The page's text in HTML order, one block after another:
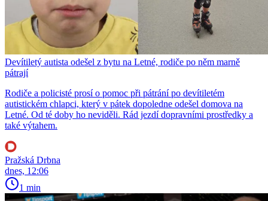
Devítiletý autista odešel z bytu na Letné, rodiče po něm marně
pátrají
Rodiče a policisté prosí o pomoc při pátrání po devítiletém
autistickém chlapci, který v pátek dopoledne odešel domova na
Letné. Od té doby ho neviděli. Rád jezdí dopravními prostředky a
také výtahem.
Pražská Drbna
dnes, 12:06
1 min